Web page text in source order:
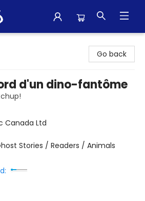
Go back
d'un dino-fantôme
Canada Ltd
Stories / Readers / Animals